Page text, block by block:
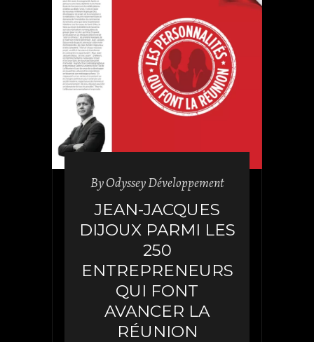
ByOdyssey Développement
JEAN-JACQUES
DIJOUX PARMI LES
250
ENTREPRENEURS
QUI FONT
AVANCER LA
RÉUNION